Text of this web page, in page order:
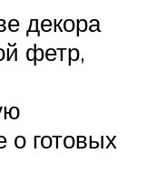
декора
фетр,
о готовых